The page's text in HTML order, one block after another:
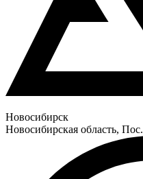
Новосибирск
Новосибирская область,